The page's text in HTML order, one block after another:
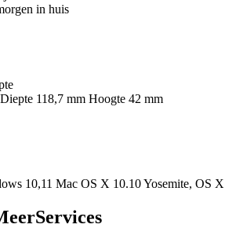
in huis
118,7 mm Hoogte 42 mm
10,11 Mac OS X 10.10 Yosemite, OS